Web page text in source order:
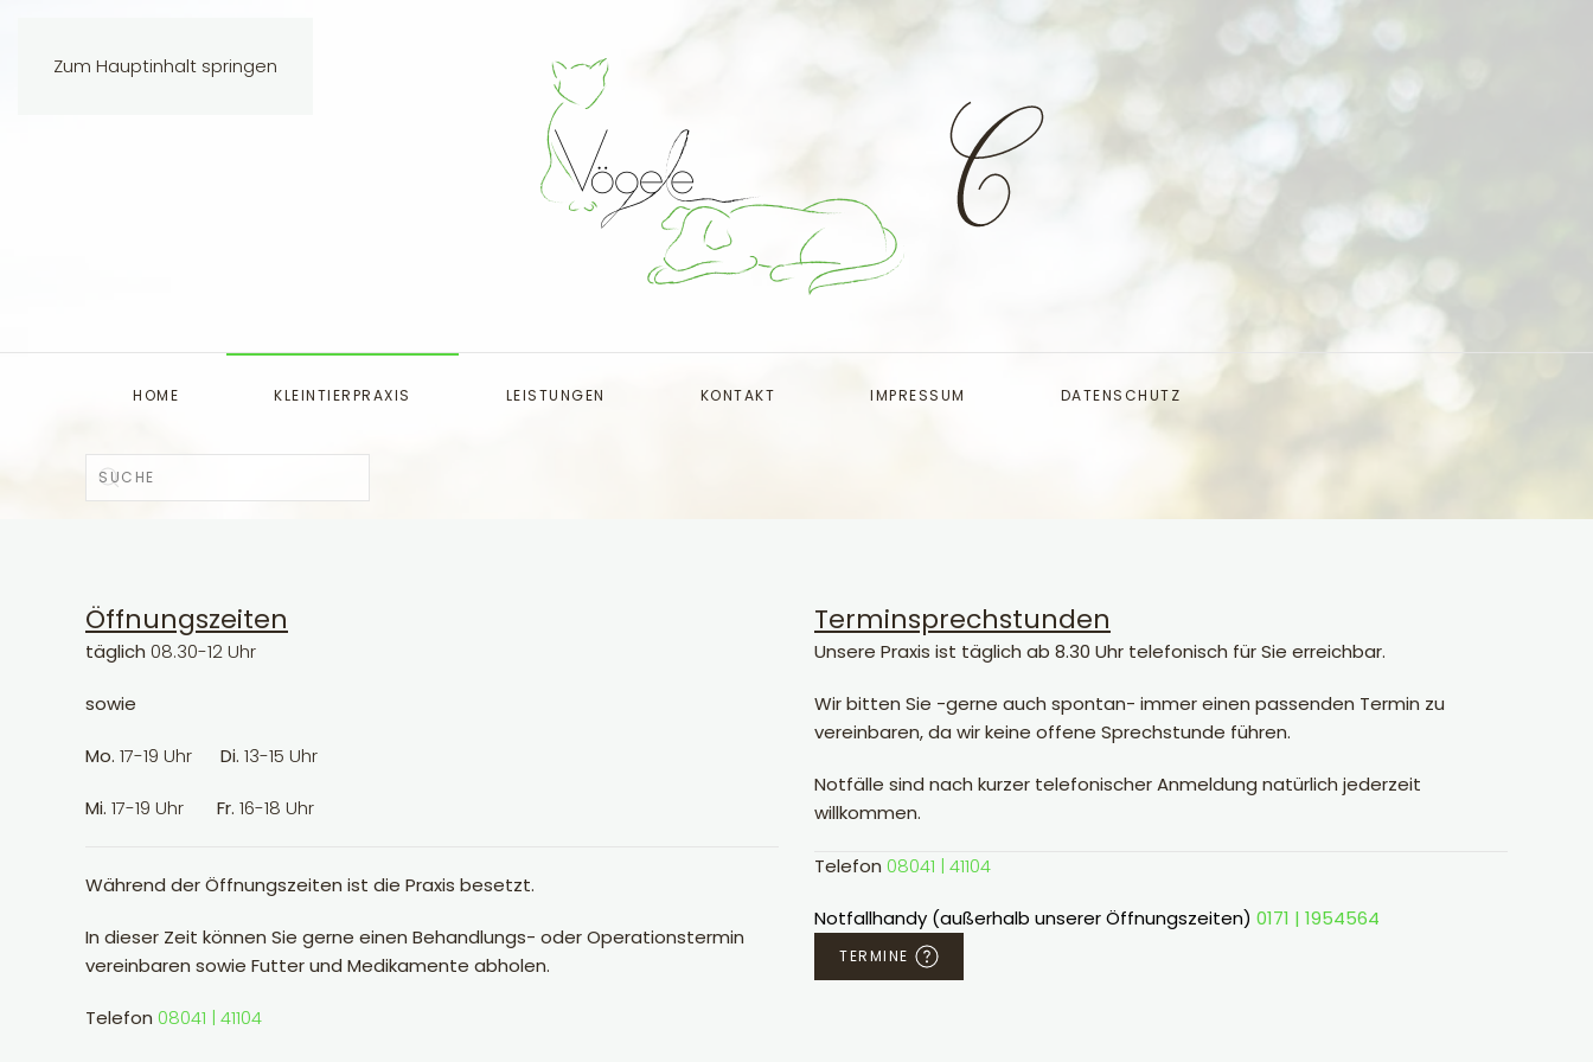
Zum Hauptinhalt springen
HOME KLEINTIERPRAXIS LEISTUNGEN KONTAKT IMPRESSUM DATENSCHUTZ
Öffnungszeiten
täglich 08.30-12 Uhr
sowie
Mo. 17-19 Uhr Di. 13-15 Uhr
Mi. 17-19 Uhr Fr. 16-18 Uhr
Während der Öffnungszeiten ist die Praxis besetzt.
In dieser Zeit können Sie gerne einen Behandlungs- oder Operationstermin
vereinbaren sowie Futter und Medikamente abholen.
Telefon 08041 | 41104
Terminsprechstunden
Unsere Praxis ist täglich ab 8.30 Uhr telefonisch für Sie erreichbar.
Wir bitten Sie -gerne auch spontan- immer einen passenden Termin zu
vereinbaren, da wir keine offene Sprechstunde führen.
Notfälle sind nach kurzer telefonischer Anmeldung natürlich jederzeit
willkommen.
Telefon 08041 | 41104
Notfallhandy (außerhalb unserer Öffnungszeiten) 0171 | 1954564
TERMINE